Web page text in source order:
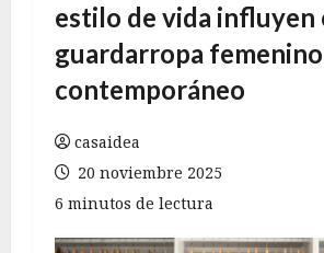
estilo de vida influyen
guardarropa femenino
contemporáneo
casaidea
20 noviembre 2025
6 minutos de lectura